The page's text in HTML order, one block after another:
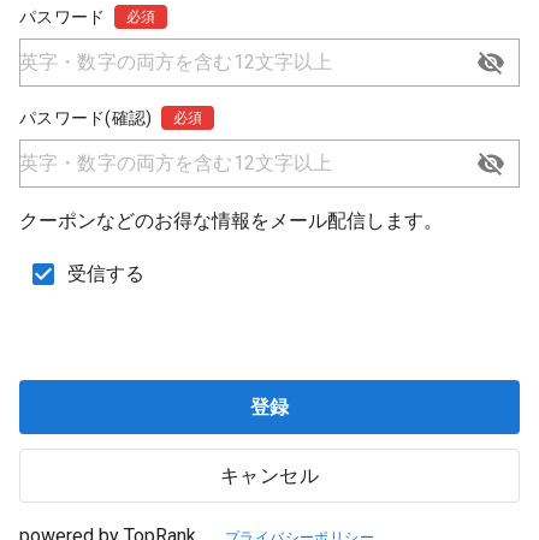
パスワード 必須
パスワード(確認) 必須
クーポンなどのお得な情報をメール配信します。
受信する
キャンセル
登録